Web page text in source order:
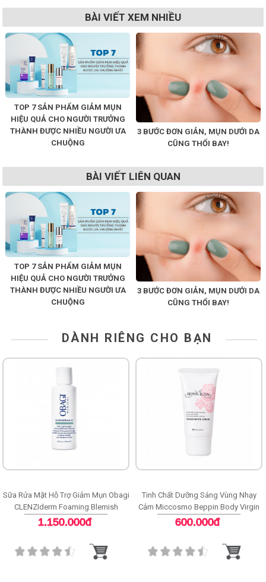
BÀI VIẾT XEM NHIỀU
TOP 7 SẢN PHẨM GIẢM MỤN
HIỆU QUẢ CHO NGƯỜI TRƯỞNG
THÀNH ĐƯỢC NHIỀU NGƯỜI ƯA
CHUỘNG
3 BƯỚC ĐƠN GIẢN, MỤN DƯỚI DA
CŨNG THỔI BAY!
BÀI VIẾT LIÊN QUAN
TOP 7 SẢN PHẨM GIẢM MỤN
HIỆU QUẢ CHO NGƯỜI TRƯỞNG
THÀNH ĐƯỢC NHIỀU NGƯỜI ƯA
CHUỘNG
3 BƯỚC ĐƠN GIẢN, MỤN DƯỚI DA
CŨNG THỔI BAY!
DÀNH RIÊNG CHO BẠN
Sữa Rửa Mặt Hỗ Trợ Giảm Mụn Obagi
CLENZIderm Foaming Blemish
Cleanser
1.150.000đ
Tinh Chất Dưỡng Sáng Vùng Nhạy
Cảm Miccosmo Beppin Body Virgin
White Serum
600.000đ